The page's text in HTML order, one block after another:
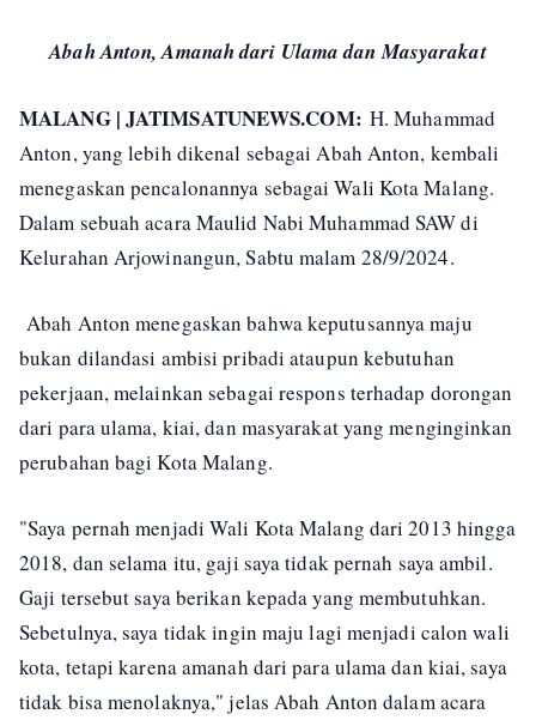
Abah Anton, Amanah dari Ulama dan Masyarakat
MALANG | JATIMSATUNEWS.COM: H. Muhammad
Anton, yang lebih dikenal sebagai Abah Anton, kembali
menegaskan pencalonannya sebagai Wali Kota Malang.
Dalam sebuah acara Maulid Nabi Muhammad SAW di
Kelurahan Arjowinangun, Sabtu malam 28/9/2024.
Abah Anton menegaskan bahwa keputusannya maju
bukan dilandasi ambisi pribadi ataupun kebutuhan
pekerjaan, melainkan sebagai respons terhadap dorongan
dari para ulama, kiai, dan masyarakat yang menginginkan
perubahan bagi Kota Malang.
"Saya pernah menjadi Wali Kota Malang dari 2013 hingga
2018, dan selama itu, gaji saya tidak pernah saya ambil.
Gaji tersebut saya berikan kepada yang membutuhkan.
Sebetulnya, saya tidak ingin maju lagi menjadi calon wali
kota, tetapi karena amanah dari para ulama dan kiai, saya
tidak bisa menolaknya," jelas Abah Anton dalam acara